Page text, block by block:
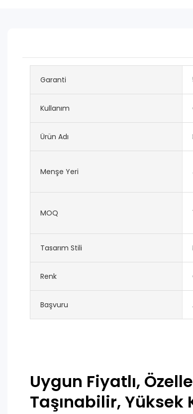
Garanti
Kullanım
Ürün Adı
Menşe Yeri
MOQ
Tasarım Stili
Renk
Başvuru
Uygun Fiyatlı,
Taşınabilir, Yüksek